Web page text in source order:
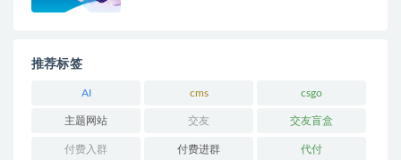
推荐标签
AI cms csgo
主题网站 交友 交友盲盒
付费入群 付费进群 代付